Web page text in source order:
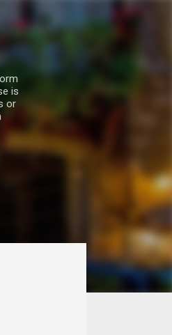
is
or